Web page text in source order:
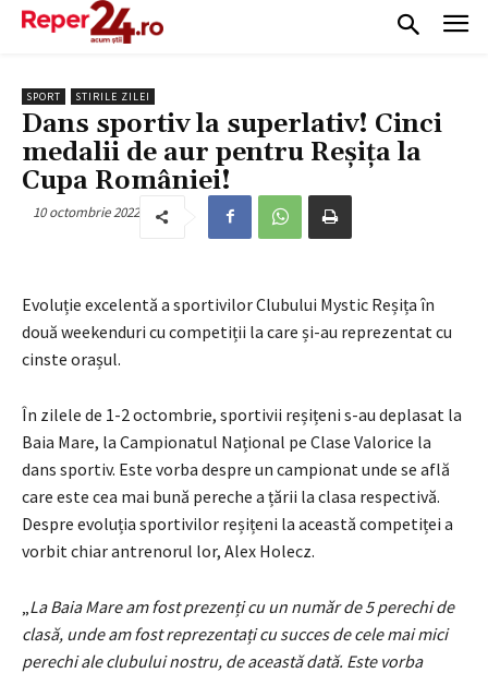
SPORT STIRILE ZILEI
Dans sportiv la superlativ! Cinci
medalii de aur pentru Reșița la
Cupa României!
10 octombrie 2022
Evoluție excelentă a sportivilor Clubului Mystic Reșița în
două weekenduri cu competiții la care și-au reprezentat cu
cinste orașul.
În zilele de 1-2 octombrie, sportivii reșițeni s-au deplasat la
Baia Mare, la Campionatul Național pe Clase Valorice la
dans sportiv. Este vorba despre un campionat unde se află
care este cea mai bună pereche a țării la clasa respectivă.
Despre evoluția sportivilor reșițeni la această competiței a
vorbit chiar antrenorul lor, Alex Holecz.
La Baia Mare am fost prezenți cu un număr de 5 perechi de
clasă, unde am fost reprezentați cu succes de cele mai mici
perechi ale clubului nostru, de această dată. Este vorba